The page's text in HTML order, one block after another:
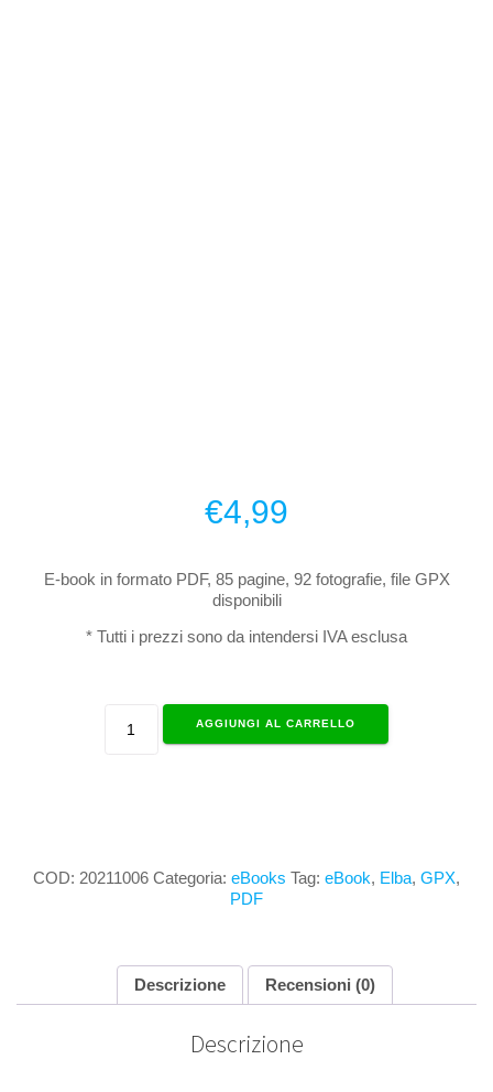
€4,99
E-book in formato PDF, 85 pagine, 92 fotografie, file GPX
disponibili
* Tutti i prezzi sono da intendersi IVA esclusa
Roadbook
dell'Elba
AGGIUNGI AL CARRELLO
COD: 20211006 Categoria: eBooks Tag: eBook, Elba, GPX,
PDF
Descrizione Recensioni (0)
Descrizione